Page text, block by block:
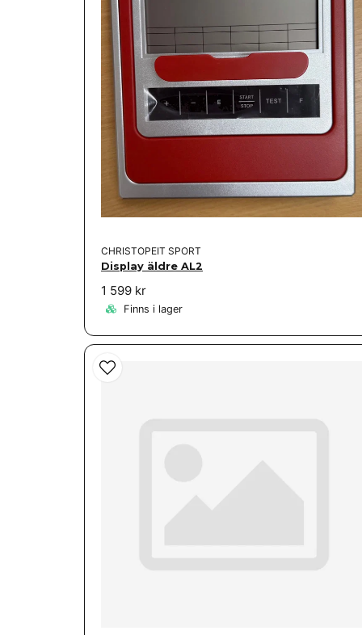
CHRISTOPEIT SPORT
Display äldre AL2
1 599 kr
Finns i lager